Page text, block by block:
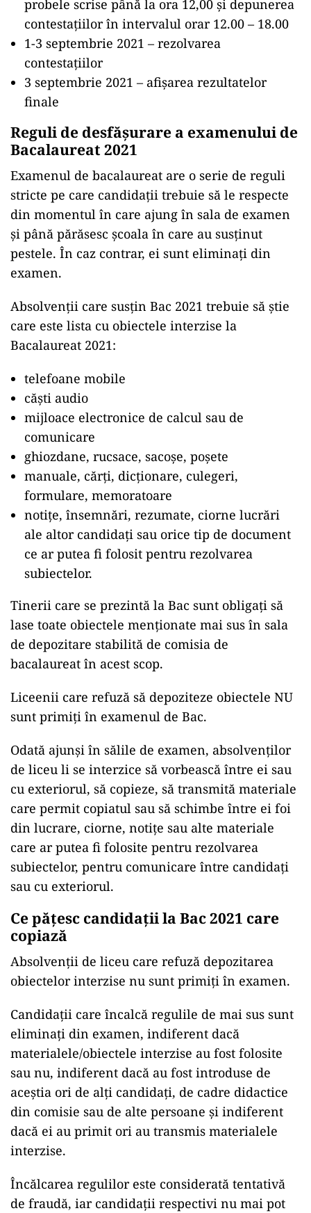
probele scrise până la ora 12,00 și depunerea
contestațiilor în intervalul orar 12.00 – 18.00
1-3 septembrie 2021 – rezolvarea
contestațiilor
3 septembrie 2021 – afișarea rezultatelor
finale
Reguli de desfășurare a examenului de
Bacalaureat 2021
Examenul de bacalaureat are o serie de reguli
stricte pe care candidații trebuie să le respecte
din momentul în care ajung în sala de examen
și până părăsesc școala în care au susținut
pestele. În caz contrar, ei sunt eliminați din
examen.
Absolvenții care susțin Bac 2021 trebuie să știe
care este lista cu obiectele interzise la
Bacalaureat 2021:
telefoane mobile
căști audio
mijloace electronice de calcul sau de
comunicare
ghiozdane, rucsace, sacoșe, poșete
manuale, cărți, dicționare, culegeri,
formulare, memoratoare
notițe, însemnări, rezumate, ciorne lucrări
ale altor candidați sau orice tip de document
ce ar putea fi folosit pentru rezolvarea
subiectelor.
Tinerii care se prezintă la Bac sunt obligați să
lase toate obiectele menționate mai sus în sala
de depozitare stabilită de comisia de
bacalaureat în acest scop.
Liceenii care refuză să depoziteze obiectele NU
sunt primiți în examenul de Bac.
Odată ajunși în sălile de examen, absolvenților
de liceu li se interzice să vorbească între ei sau
cu exteriorul, să copieze, să transmită materiale
care permit copiatul sau să schimbe între ei foi
din lucrare, ciorne, notițe sau alte materiale
care ar putea fi folosite pentru rezolvarea
subiectelor, pentru comunicare între candidați
sau cu exteriorul.
Ce pățesc candidații la Bac 2021 care
copiază
Absolvenții de liceu care refuză depozitarea
obiectelor interzise nu sunt primiți în examen.
Candidații care încalcă regulile de mai sus sunt
eliminați din examen, indiferent dacă
materialele/obiectele interzise au fost folosite
sau nu, indiferent dacă au fost introduse de
aceștia ori de alți candidați, de cadre didactice
din comisie sau de alte persoane și indiferent
dacă ei au primit ori au transmis materialele
interzise.
Încălcarea regulilor este considerată tentativă
de fraudă, iar candidații respectivi nu mai pot